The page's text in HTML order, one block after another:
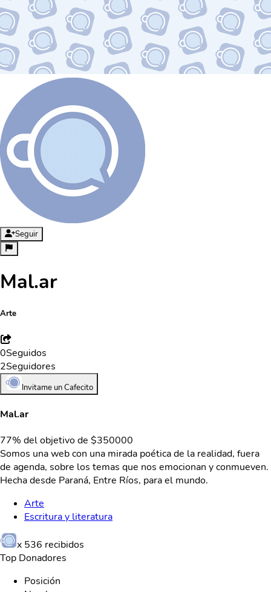
Seguir
Mal.ar
Arte
0Seguidos
2Seguidores
Invitame un Cafecito
Mal.ar
77% del objetivo de $350000
Somos una web con una mirada poética de la realidad, fuera
de agenda, sobre los temas que nos emocionan y conmueven.
Hecha desde Paraná, Entre Ríos, para el mundo.
Arte
Escritura y literatura
x 536 recibidos
Top Donadores
Posición